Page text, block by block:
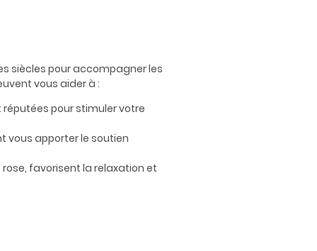
siècles pour accompagner les
vous aider à :
pour stimuler votre
vous apporter le soutien
favorisent la relaxation et